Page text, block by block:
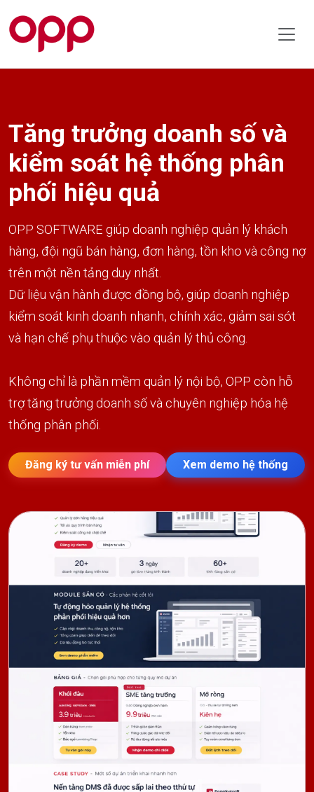
Tăng trưởng doanh số và
kiểm soát hệ thống phân
phối hiệu quả
OPP SOFTWARE giúp doanh nghiệp quản lý khách
hàng, đội ngũ bán hàng, đơn hàng, tồn kho và công nợ
trên một nền tảng duy nhất.
Dữ liệu vận hành được đồng bộ, giúp doanh nghiệp
kiểm soát kinh doanh nhanh, chính xác, giảm sai sót
và hạn chế phụ thuộc vào quản lý thủ công.
Không chỉ là phần mềm quản lý nội bộ, OPP còn hỗ
trợ tăng trưởng doanh số và chuyên nghiệp hóa hệ
thống phân phối.
Đăng ký tư vấn miễn phí Xem demo hệ thống